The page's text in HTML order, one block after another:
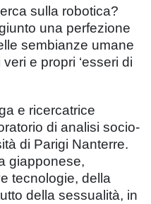
sulla robotica?
una perfezione
sembianze umane
e propri ‘esseri di
e ricercatrice
di analisi socio-
di Parigi Nanterre.
giapponese,
tecnologie, della
della sessualità, in